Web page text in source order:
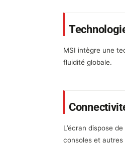
MSI intègre une
fluidité globale.
L’écran dispose
consoles et autres